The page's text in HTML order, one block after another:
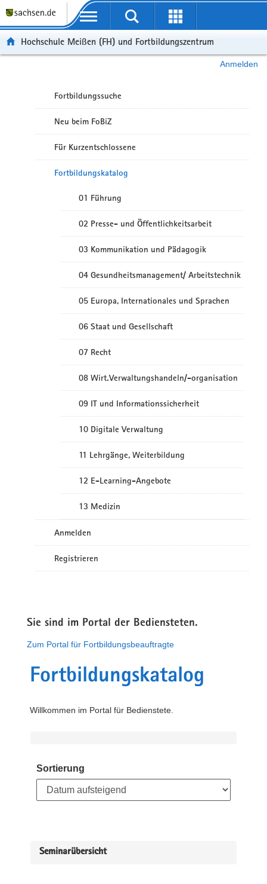
Portalübergreifende Navigation
Hochschule Meißen (FH) und Fortbildungszentrum
Anmelden
Fortbildungssuche
Neu beim FoBiZ
Für Kurzentschlossene
Fortbildungskatalog
01 Führung
02 Presse- und Öffentlichkeitsarbeit
03 Kommunikation und Pädagogik
04 Gesundheitsmanagement/ Arbeitstechnik
05 Europa, Internationales und Sprachen
06 Staat und Gesellschaft
07 Recht
08 Wirt.Verwaltungshandeln/-organisation
09 IT und Informationssicherheit
10 Digitale Verwaltung
11 Lehrgänge, Weiterbildung
12 E-Learning-Angebote
13 Medizin
Anmelden
Registrieren
Sie sind im Portal der Bediensteten.
Zum Portal für Fortbildungsbeauftragte
Fortbildungskatalog
Willkommen im Portal für Bedienstete.
Sortierung
Seminarübersicht